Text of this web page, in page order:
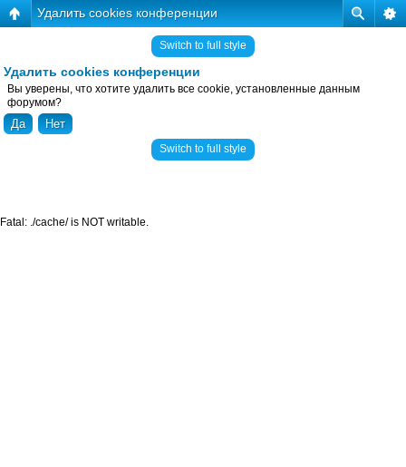
Удалить cookies конференции
Switch to full style
Удалить cookies конференции
Вы уверены, что хотите удалить все cookie, установленные данным
форумом?
Switch to full style
Fatal: ./cache/ is NOT writable.